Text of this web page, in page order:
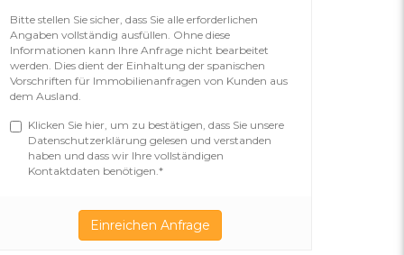
Bitte stellen Sie sicher, dass Sie alle erforderlichen
Angaben vollständig ausfüllen. Ohne diese
Informationen kann Ihre Anfrage nicht bearbeitet
werden. Dies dient der Einhaltung der spanischen
Vorschriften für Immobilienanfragen von Kunden aus
dem Ausland.
Klicken Sie hier, um zu bestätigen, dass Sie unsere
Datenschutzerklärung gelesen und verstanden
haben und dass wir Ihre vollständigen
Kontaktdaten benötigen.*